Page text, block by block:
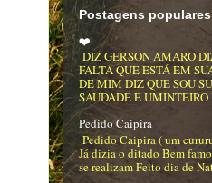
Postagens populares
❤️
DIZ GERSON AMARO
FALTA QUE ESTÁ EM
DE MIM DIZ QUE SOU
SAUDADE E UMINTEIRO
Pedido Caipira
Pedido Caipira ( um
Já dizia o ditado Bem
se realizam Feito dia de